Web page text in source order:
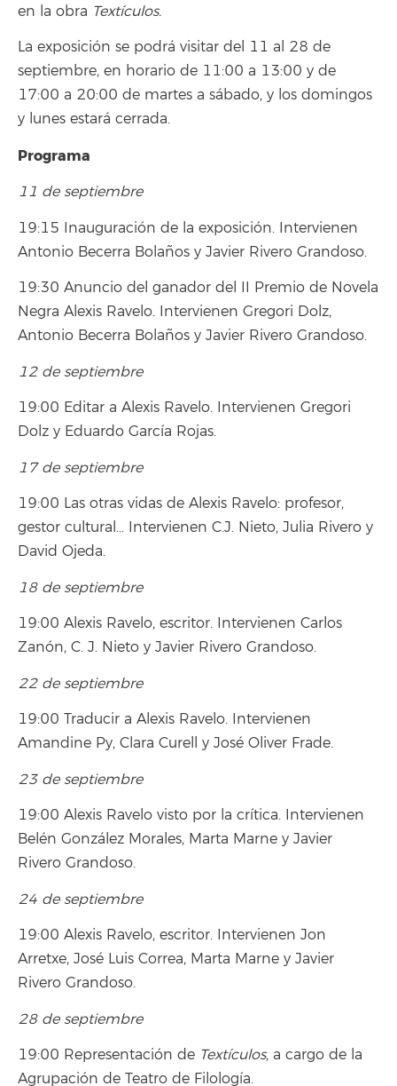
en la obra Textículos.
La exposición se podrá visitar del 11 al 28 de
septiembre, en horario de 11:00 a 13:00 y de
17:00 a 20:00 de martes a sábado, y los domingos
y lunes estará cerrada.
Programa
11 de septiembre
19:15 Inauguración de la exposición. Intervienen
Antonio Becerra Bolaños y Javier Rivero Grandoso.
19:30 Anuncio del ganador del II Premio de Novela
Negra Alexis Ravelo. Intervienen Gregori Dolz,
Antonio Becerra Bolaños y Javier Rivero Grandoso.
12 de septiembre
19:00 Editar a Alexis Ravelo. Intervienen Gregori
Dolz y Eduardo García Rojas.
17 de septiembre
19:00 Las otras vidas de Alexis Ravelo: profesor,
gestor cultural… Intervienen C.J. Nieto, Julia Rivero y
David Ojeda.
18 de septiembre
19:00 Alexis Ravelo, escritor. Intervienen Carlos
Zanón, C. J. Nieto y Javier Rivero Grandoso.
22 de septiembre
19:00 Traducir a Alexis Ravelo. Intervienen
Amandine Py, Clara Curell y José Oliver Frade.
23 de septiembre
19:00 Alexis Ravelo visto por la crítica. Intervienen
Belén González Morales, Marta Marne y Javier
Rivero Grandoso.
24 de septiembre
19:00 Alexis Ravelo, escritor. Intervienen Jon
Arretxe, José Luis Correa, Marta Marne y Javier
Rivero Grandoso.
28 de septiembre
19:00 Representación de Textículos, a cargo de la
Agrupación de Teatro de Filología.